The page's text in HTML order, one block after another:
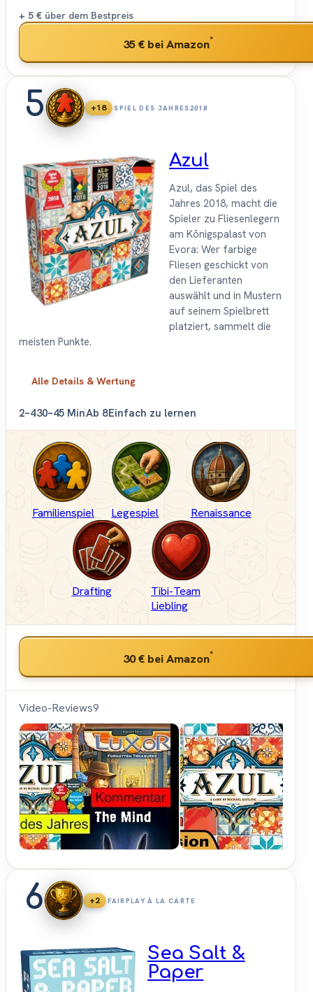
+ 5 € über dem Bestpreis
35 € bei Amazon*
5 +18 SPIEL DES JAHRES2018
Azul
Azul, das Spiel des
Jahres 2018, macht die
Spieler zu Fliesenlegern
am Königspalast von
Evora: Wer farbige
Fliesen geschickt von
den Lieferanten
auswählt und in Mustern
auf seinem Spielbrett
platziert, sammelt die
meisten Punkte.
Alle Details & Wertung
2–430–45 MinAb 8Einfach zu lernen
Familienspiel Legespiel Renaissance
Drafting
Tibi-Team
Liebling
30 € bei Amazon*
Video-Reviews9
Spielama
6 +2 FAIRPLAY À LA CARTE
Sea Salt &
Paper